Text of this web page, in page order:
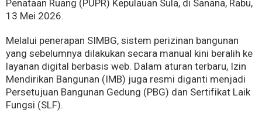
Penataan Ruang (PUPR) Kepulauan Sula, di Sanana, Rabu,
13 Mei 2026.
Melalui penerapan SIMBG, sistem perizinan bangunan
yang sebelumnya dilakukan secara manual kini beralih ke
layanan digital berbasis web. Dalam aturan terbaru, Izin
Mendirikan Bangunan (IMB) juga resmi diganti menjadi
Persetujuan Bangunan Gedung (PBG) dan Sertifikat Laik
Fungsi (SLF).